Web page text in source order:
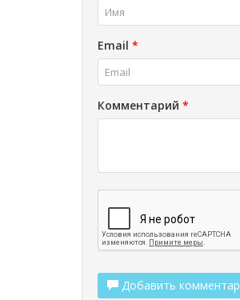
Email *
Комментарий *
Добавить